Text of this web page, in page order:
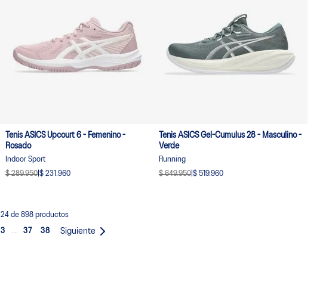
Tenis ASICS Upcourt 6 - Femenino -
Rosado
Indoor Sport
$ 289.950| $ 231.960
Tenis ASICS Gel-Cumulus 28 - Masculino -
Verde
Running
$ 649.950| $ 519.960
24 de 898productos
3 ... 37 38 Siguiente